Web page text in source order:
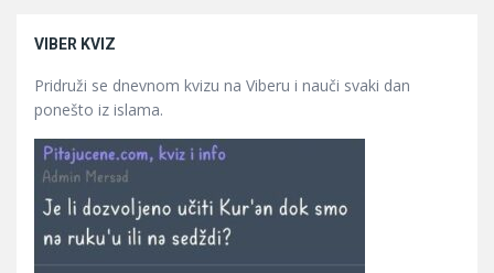
VIBER KVIZ
Pridruži se dnevnom kvizu na Viberu i nauči svaki dan
ponešto iz islama.